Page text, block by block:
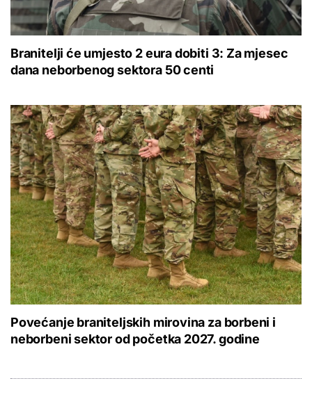
Branitelji će umjesto 2 eura dobiti 3: Za mjesec
dana neborbenog sektora 50 centi
Povećanje braniteljskih mirovina za borbeni i
neborbeni sektor od početka 2027. godine